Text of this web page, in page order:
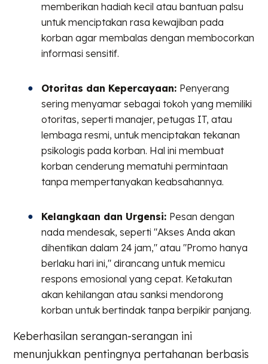
memberikan hadiah kecil atau bantuan palsu
untuk menciptakan rasa kewajiban pada
korban agar membalas dengan membocorkan
informasi sensitif.
Otoritas dan Kepercayaan: Penyerang
sering menyamar sebagai tokoh yang memiliki
otoritas, seperti manajer, petugas IT, atau
lembaga resmi, untuk menciptakan tekanan
psikologis pada korban. Hal ini membuat
korban cenderung mematuhi permintaan
tanpa mempertanyakan keabsahannya.
Kelangkaan dan Urgensi: Pesan dengan
nada mendesak, seperti "Akses Anda akan
dihentikan dalam 24 jam," atau "Promo hanya
berlaku hari ini," dirancang untuk memicu
respons emosional yang cepat. Ketakutan
akan kehilangan atau sanksi mendorong
korban untuk bertindak tanpa berpikir panjang.
Keberhasilan serangan-serangan ini
menunjukkan pentingnya pertahanan berbasis